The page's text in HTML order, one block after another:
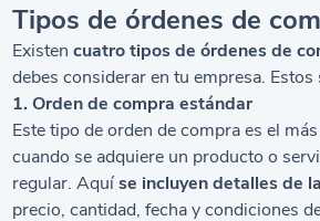
Tipos de órdenes de
Existencuatro tipos de órdenes de
debes considerar en tu empresa. Estos
1. Orden de compra estándar
Este tipo de orden de compra es el
cuando se adquiere un producto o
regular. Aquíse incluyen detalles de
precio, cantidad, fecha y condiciones